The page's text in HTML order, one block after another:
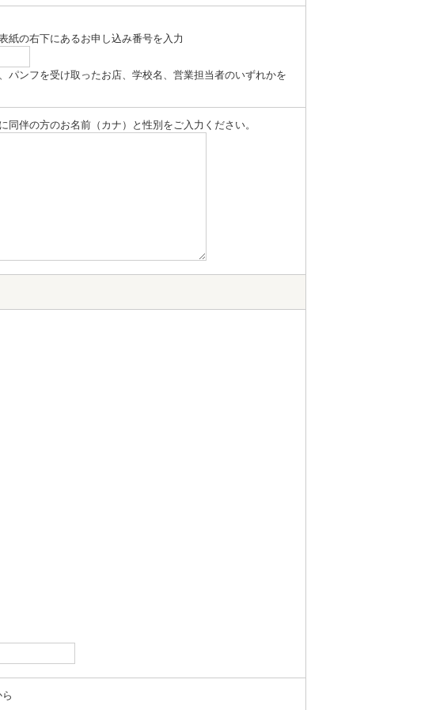
紙の右下にあるお申し込み番号を入力
パンフを受け取ったお店、学校名、営業担当者のいずれかを
同伴の方のお名前（カナ）と性別をご入力ください。